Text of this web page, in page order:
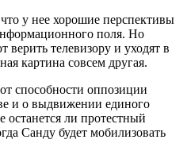
у нее хорошие перспективы
поля. Но
верить телевизору и уходят в
картина совсем другая.
способности оппозиции
и о выдвижении единого
останется ли протестный
Санду будет мобилизовать